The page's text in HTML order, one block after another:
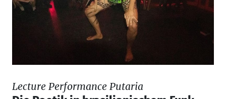
Lecture Performance Putaria